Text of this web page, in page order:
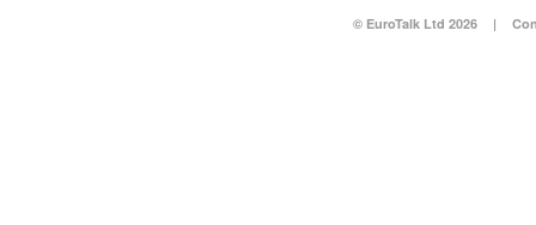
© EuroTalk Ltd 2026 |